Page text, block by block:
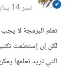
نشر14 يناير 2023
تعلم البرمجة لا
لكن إن إستطعت
التي تريد تعلمها